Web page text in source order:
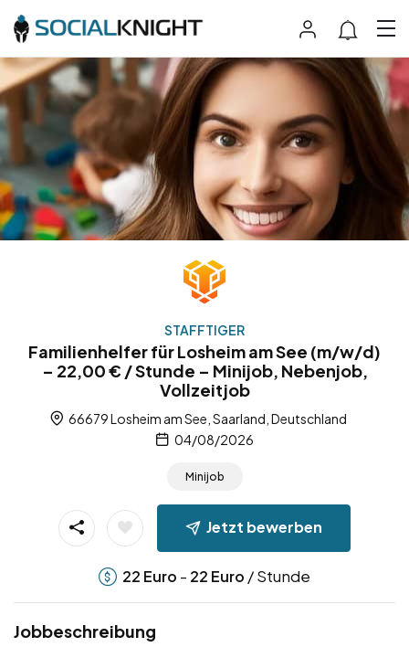
STAFFTIGER
Familienhelfer für Losheim am See (m/w/d)
– 22,00 € / Stunde – Minijob, Nebenjob,
Vollzeitjob
66679 Losheim am See, Saarland, Deutschland
04/08/2026
Minijob
Jetzt bewerben
22 Euro - 22 Euro / Stunde
Jobbeschreibung